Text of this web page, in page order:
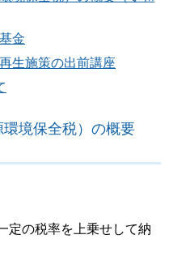
金
生施策の出前講座
境保全税）の概要
定の税率を上乗せして納